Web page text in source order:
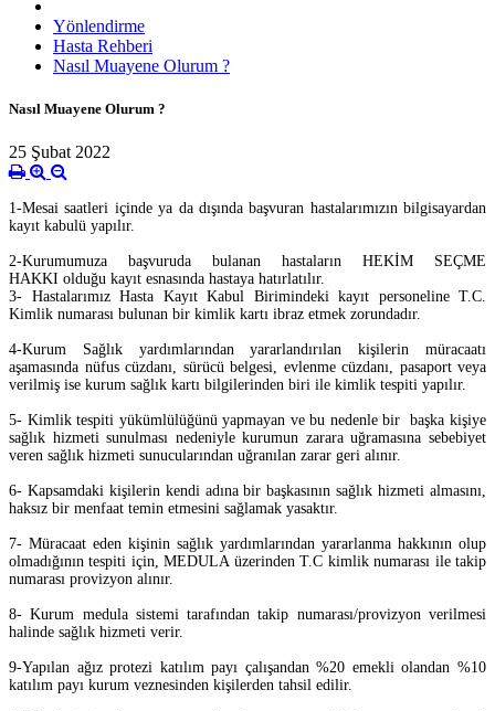
Yönlendirme
Hasta Rehberi
Nasıl Muayene Olurum ?
Nasıl Muayene Olurum ?
25 Şubat 2022
1-Mesai saatleri içinde ya da dışında başvuran hastalarımızın bilgisayardan
kayıt kabulü yapılır.
2-Kurumumuza başvuruda bulanan hastaların HEKİM SEÇME
HAKKI olduğu kayıt esnasında hastaya hatırlatılır.
3- Hastalarımız Hasta Kayıt Kabul Birimindeki kayıt personeline T.C.
Kimlik numarası bulunan bir kimlik kartı ibraz etmek zorundadır.
4-Kurum Sağlık yardımlarından yararlandırılan kişilerin müracaatı
aşamasında nüfus cüzdanı, sürücü belgesi, evlenme cüzdanı, pasaport veya
verilmiş ise kurum sağlık kartı bilgilerinden biri ile kimlik tespiti yapılır.
5- Kimlik tespiti yükümlülüğünü yapmayan ve bu nedenle bir başka kişiye
sağlık hizmeti sunulması nedeniyle kurumun zarara uğramasına sebebiyet
veren sağlık hizmeti sunucularından uğranılan zarar geri alınır.
6- Kapsamdaki kişilerin kendi adına bir başkasının sağlık hizmeti almasını,
haksız bir menfaat temin etmesini sağlamak yasaktır.
7- Müracaat eden kişinin sağlık yardımlarından yararlanma hakkının olup
olmadığının tespiti için, MEDULA üzerinden T.C kimlik numarası ile takip
numarası provizyon alınır.
8- Kurum medula sistemi tarafından takip numarası/provizyon verilmesi
halinde sağlık hizmeti verir.
9-Yapılan ağız protezi katılım payı çalışandan %20 emekli olandan %10
katılım payı kurum veznesinden kişilerden tahsil edilir.